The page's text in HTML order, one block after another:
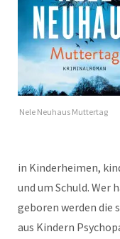
Nele Neuhaus Muttertag
in Kinderheimen,
und um Schuld. Wer
geboren werden die
aus Kindern